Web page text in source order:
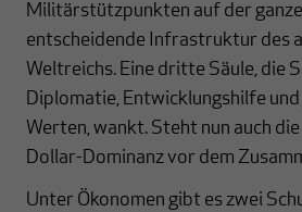
Militärstützpunkten auf der
entscheidende Infrastruktur des
Weltreichs. Eine dritte Säule, die
Diplomatie, Entwicklungshilfe und
Werten, wankt. Steht nun auch
Dollar-Dominanz vor dem
Unter Ökonomen gibt es zwei